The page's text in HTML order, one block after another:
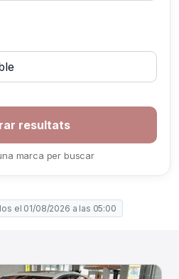
marca per buscar
el 01/08/2026 a las 05:00